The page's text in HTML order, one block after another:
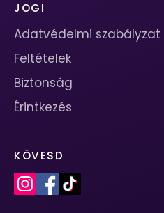
JOGI
Adatvédelmi szabályzat
Feltételek
Biztonság
Érintkezés
KÖVESD